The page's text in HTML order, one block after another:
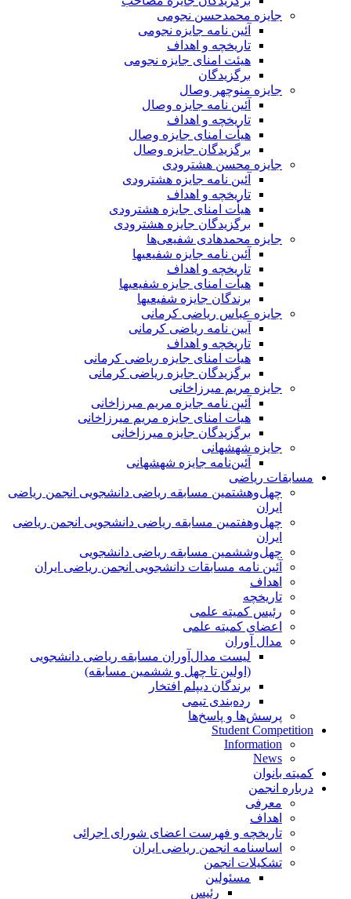
جایزه محمدحسن نجومی
آئین نامه جایزه نجومی
تاریخچه و اهداف
هیئت امنای جایزه نجومی
برگزیدگان
جایزه منوچهر وصال
آئین نامه جایزه وصال
تاریخچه و اهداف
هیأت امنای جایزه وصال
برگزیدگان جایزه وصال
جایزه محسن هشترودی
آئین نامه جایزه هشترودی
تاریخچه و اهداف
هیأت امنای جایزه هشترودی
برگزیدگان جایزه هشترودی
جایزه محمدهادی شفیعی‌ها
آئین نامه جایزه شفیعیها
تاریخچه و اهداف
هیأت امنای جایزه شفیعیها
برندگان جایزه شفیعیها
جایزه عباس ریاضی کرمانی
آیین نامه ریاضی کرمانی
تاریخچه و اهداف
هیأت امنای جایزه ریاضی کرمانی
برگزیدگان جایزه ریاضی کرمانی
جایزه مریم میرزاخانی
آئین نامه جایزه مریم میرزاخانی
هیأت امنای جایزه مریم میرزاخانی
برگزیدگان جایزه میرزاخانی
جایزه شهشهانی
آئین‌نامه جایزه شهشهانی
مسابقات ریاضی
چهل‌و‌هشتمین مسابقه ریاضی دانشجویی انجمن ریاضی
ایران
چهل‌و‌هفتمین مسابقه ریاضی دانشجویی انجمن ریاضی
ایران
چهل‌و‌ششمین مسابقه ریاضی دانشجویی
آئین نامه مسابقات دانشجویی انجمن ریاضی ایران
اهداف
تاریخچه
رئیس کمیته علمی
اعضای کمیته علمی
مدال آوران
لیست مدال‌آوران مسابقه ریاضی دانشجویی
(اولین تا چهل‌ و ششمین مسابقه)
برندگان دیپلم افتخار
رده‌بندی تیمی
پرسش‌ها و پاسخ‌ها
Student Competition
Information
News
کمیته بانوان
درباره انجمن
معرفی
اهداف
تاریخچه و فهرست اعضای شورای اجرائی
اساسنامه انجمن ریاضی ایران
تشکیلات انجمن
مسئولین
رئیس